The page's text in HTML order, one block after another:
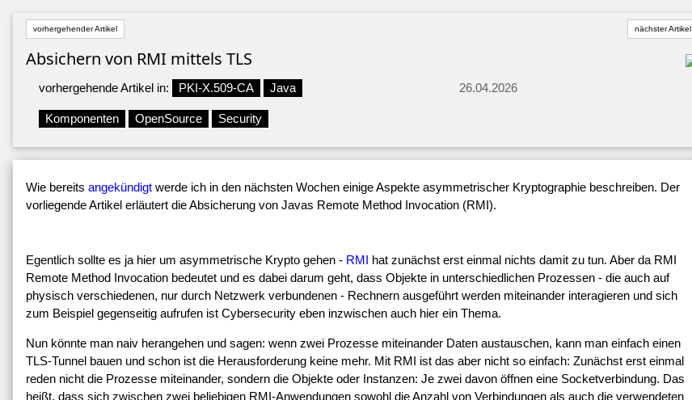
vorhergehender Artikel nächster Artikel
Absichern von RMI mittels TLS
vorhergehende Artikel in: PKI-X.509-CA Java
Komponenten OpenSource Security
26.04.2026
Wie bereits angekündigt werde ich in den nächsten Wochen einige Aspekte asymmetrischer Kryptographie beschreiben. Der
vorliegende Artikel erläutert die Absicherung von Javas Remote Method Invocation (RMI).
Egentlich sollte es ja hier um asymmetrische Krypto gehen - RMI hat zunächst erst einmal nichts damit zu tun. Aber da RMI
Remote Method Invocation bedeutet und es dabei darum geht, dass Objekte in unterschiedlichen Prozessen - die auch auf
physisch verschiedenen, nur durch Netzwerk verbundenen - Rechnern ausgeführt werden miteinander interagieren und sich
zum Beispiel gegenseitig aufrufen ist Cybersecurity eben inzwischen auch hier ein Thema.
Nun könnte man naiv herangehen und sagen: wenn zwei Prozesse miteinander Daten austauschen, kann man einfach einen
TLS-Tunnel bauen und schon ist die Herausforderung keine mehr. Mit RMI ist das aber nicht so einfach: Zunächst erst einmal
reden nicht die Prozesse miteinander, sondern die Objekte oder Instanzen: Je zwei davon öffnen eine Socketverbindung. Das
heißt, dass sich zwischen zwei beliebigen RMI-Anwendungen sowohl die Anzahl von Verbindungen als auch die verwendeten